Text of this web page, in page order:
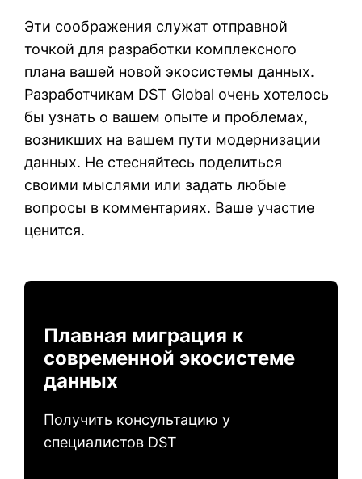
Эти соображения служат отправной
точкой для разработки комплексного
плана вашей новой экосистемы данных.
Разработчикам DST Global очень хотелось
бы узнать о вашем опыте и проблемах,
возникших на вашем пути модернизации
данных. Не стесняйтесь поделиться
своими мыслями или задать любые
вопросы в комментариях. Ваше участие
ценится.
Плавная миграция к
современной экосистеме
данных
Получить консультацию у
специалистов DST